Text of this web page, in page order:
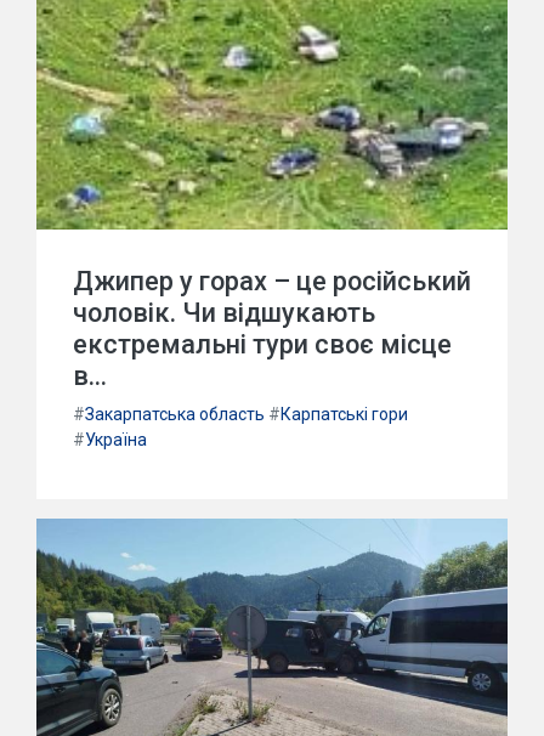
Джипер у горах – це російський
чоловік. Чи відшукають
екстремальні тури своє місце
в...
#Закарпатська область #Карпатські гори
#Україна